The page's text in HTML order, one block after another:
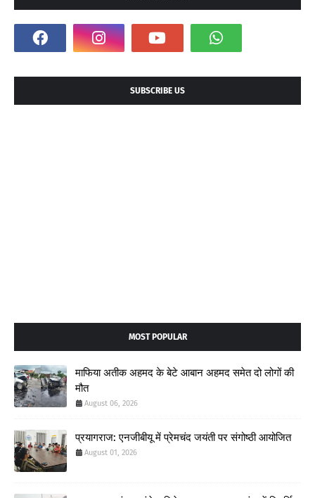
SUBSCRIBE US
MOST POPULAR
माफिया अतीक अहमद के बेटे आबान अहमद समेत दो लोगों की
मौत
August 06, 2026
प्रयागराज: एनजीबीयू में प्रेमचंद जयंती पर संगोष्ठी आयोजित
August 01, 2026